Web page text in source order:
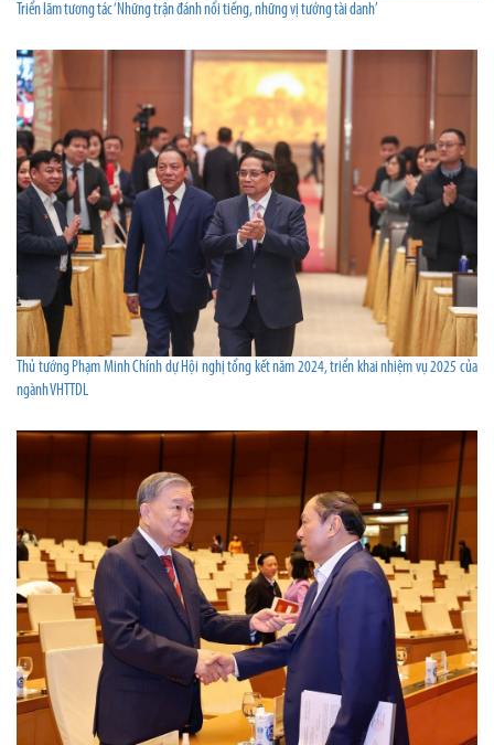
Triển lãm tương tác ‘Những trận đánh nổi tiếng, những vị tướng tài danh’
Thủ tướng Phạm Minh Chính dự Hội nghị tổng kết năm 2024, triển khai nhiệm vụ 2025 của
ngành VHTTDL